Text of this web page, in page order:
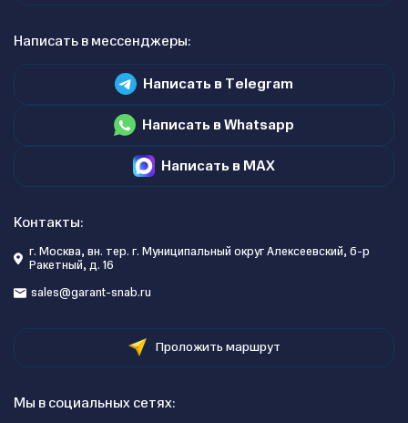
Написать в мессенджеры:
Написать в Telegram
Написать в Whatsapp
Написать в MAX
Контакты:
г. Москва, вн. тер. г. Муниципальный округ Алексеевский, б-р
Ракетный, д. 16
sales@garant-snab.ru
Проложить маршрут
Мы в социальных сетях: